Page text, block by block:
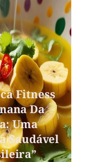
Fitness
Da
Uma
Saudável